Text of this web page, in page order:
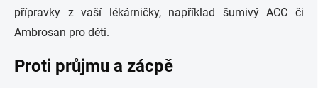
přípravky z vaší lékárničky, například šumivý ACC či
Ambrosan pro děti.
Proti průjmu a zácpě